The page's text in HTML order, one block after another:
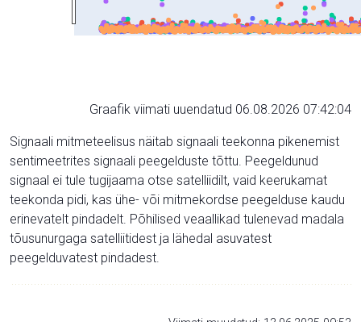
Graafik viimati uuendatud 06.08.2026 07:42:04
Signaali mitmeteelisus näitab signaali teekonna pikenemist
sentimeetrites signaali peegelduste tõttu. Peegeldunud
signaal ei tule tugijaama otse satelliidilt, vaid keerukamat
teekonda pidi, kas ühe- või mitmekordse peegelduse kaudu
erinevatelt pindadelt. Põhilised veaallikad tulenevad madala
tõusunurgaga satelliitidest ja lähedal asuvatest
peegelduvatest pindadest.